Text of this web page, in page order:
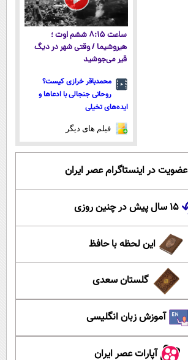
ساعت ۸:۱۵ ششم اوت ؛
هیروشیما / وقتی شهر در دیگ
قیر می‌جوشید
محمدباقر خرازی کیست؟
روحانی جنجالی با ادعاها و
ایده‌های تخیلی
فیلم های دیگر
عضویت در اینستاگرام عصر ایران
۱۵ سال پیش در چنین روزی
این لحظه با حافظ
گلستان سعدی
آموزش زبان انگلیسی
آپارات عصر ایران